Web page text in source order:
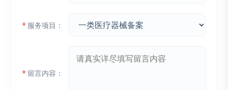
* 服务项目：
* 留言内容：